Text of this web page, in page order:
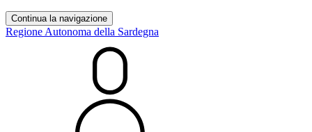
Continua la navigazione
Regione Autonoma della Sardegna